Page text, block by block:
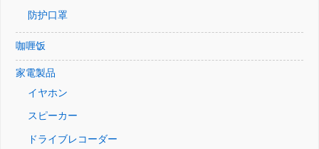
防护口罩
咖喱饭
家電製品
イヤホン
スピーカー
ドライブレコーダー